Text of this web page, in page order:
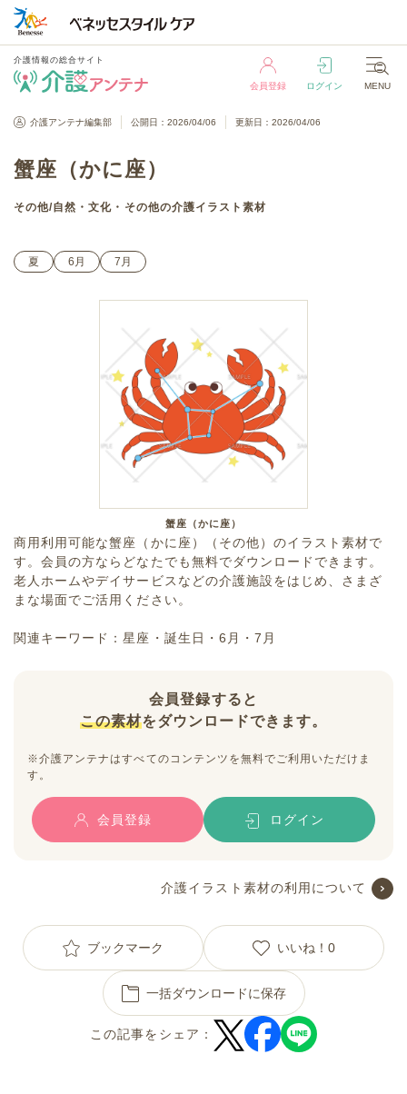
介護情報の総合サイト
会員登録 ログイン MENU
介護情報の総合サイト
介護アンテナ編集部 公開日：2026/04/06 更新日：2026/04/06
蟹座（かに座）
その他/自然・文化・その他の介護イラスト素材
夏 6月 7月
蟹座（かに座）
商用利用可能な蟹座（かに座）（その他）のイラスト素材で
す。会員の方ならどなたでも無料でダウンロードできます。
老人ホームやデイサービスなどの介護施設をはじめ、さまざ
まな場面でご活用ください。
関連キーワード：星座・誕生日・6月・7月
会員登録すると
この素材をダウンロードできます。
※介護アンテナはすべてのコンテンツを無料でご利用いただけま
す。
会員登録 ログイン
介護イラスト素材の利用について
ブックマーク いいね！ 0
一括ダウンロードに保存
この記事をシェア：